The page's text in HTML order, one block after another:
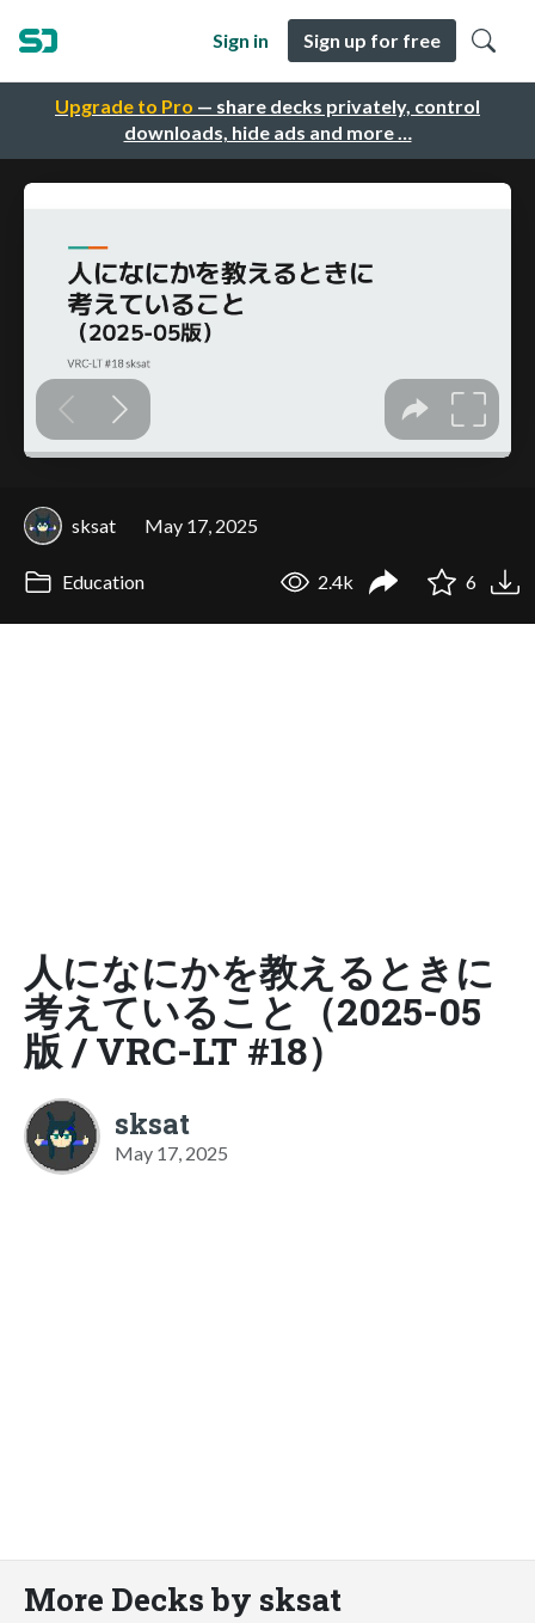
Upgrade to Pro — share decks privately, control
downloads, hide ads and more …
Sign in Sign up for free
sksat May 17, 2025
Education 2.4k 6
人になにかを教えるときに
考えていること（2025-05
版 / VRC-LT #18）
sksat
May 17, 2025
More Decks by sksat